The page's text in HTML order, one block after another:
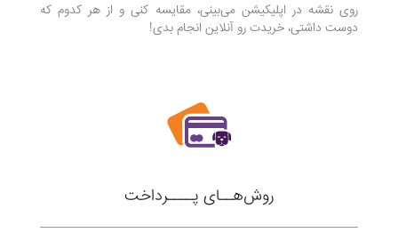
روی نقشه در اپلیکیشن می‌بینی، مقایسه کنی و از هر کدوم که
دوست داشتی، خریدت رو آنلاین انجام بدی!
روش‌هــای پــــرداخت